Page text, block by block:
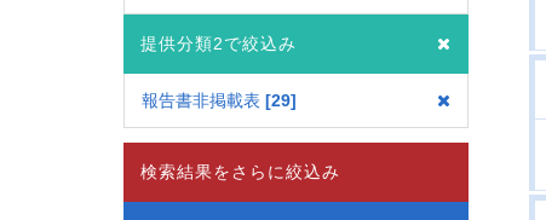
提供分類2で絞込み
報告書非掲載表 29
検索結果をさらに絞込み